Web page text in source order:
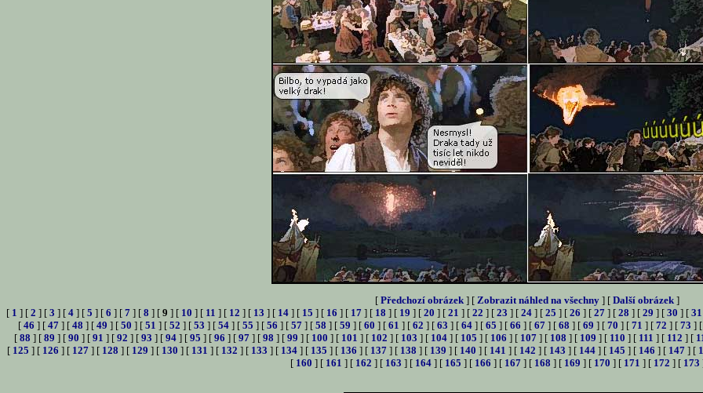
[ Předchozí obrázek ] [ Zobrazit náhled na všechny ] [ Další obrázek ]
[ 1 ] [ 2 ] [ 3 ] [ 4 ] [ 5 ] [ 6 ] [ 7 ] [ 8 ] [ 9 ] [ 10 ] [ 11 ] [ 12 ] [ 13 ] [ 14 ] [ 15 ] [ 16 ] [ 17 ] [ 18 ] [ 19 ] [ 20 ] [ 21 ] [ 22 ] [ 23 ] [ 24 ] [ 25 ] [ 26 ] [ 27 ] [ 28 ] [ 29 ] [ 30 ] [ 31
[ 46 ] [ 47] [ 48 ] [ 49 ] [ 50 ] [ 51 ] [ 52 ] [ 53 ] [ 54] [ 55 ] [ 56 ] [ 57] [ 58 ] [ 59 ] [ 60 ] [ 61 ] [ 62 ] [ 63 ] [ 64] [ 65 ] [ 66 ] [ 67] [ 68 ] [ 69 ] [ 70 ] [ 71 ] [ 72 ] [ 73 ]
[ 88 ] [ 89 ] [ 90 ] [ 91 ] [ 92 ] [ 93 ] [ 94 ] [ 95 ] [ 96 ] [ 97 ] [ 98 ] [ 99 ] [ 100 ] [ 101 ] [ 102 ] [ 103 ] [ 104 ] [ 105 ] [ 106 ] [ 107 ] [ 108 ] [ 109 ] [ 110 ] [ 111 ] [ 112 ] [
[ 125 ] [ 126 ] [ 127] [ 128 ] [ 129 ] [ 130 ] [ 131 ] [ 132 ] [ 133 ] [ 134] [ 135 ] [ 136 ] [ 137] [ 138 ] [ 139 ] [ 140 ] [ 141 ] [ 142 ] [ 143 ] [ 144] [ 145 ] [ 146 ] [ 147] [
[ 160 ] [ 161 ] [ 162 ] [ 163 ] [ 164] [ 165 ] [ 166 ] [ 167] [ 168 ] [ 169 ] [ 170 ] [ 171 ] [ 172 ] [ 173